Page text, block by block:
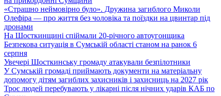
«Страшно неймовірно було». Дружина загиблого Миколи
Олефіра — про життя без чоловіка та поїздки на цвинтар під
дронами
На Шосткинщині спіймали 20-річного автоугонщика
Безпекова ситуація в Сумській області станом на ранок 6
серпня
Увечері Шосткинську громаду атакували безпілотники
У Сумській громаді приймають документи на матеріальну
допомогу дітям загиблих захисників і захисниць на 2027 рік
Троє людей перебувають у лікарні після нічних ударів КАБ по